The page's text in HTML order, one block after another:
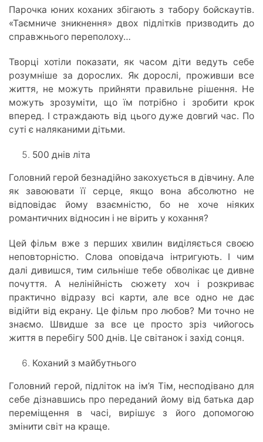
Парочка юних коханих збігають з табору бойскаутів.
«Таємниче зникнення» двох підлітків призводить до
справжнього переполоху…
Творці хотіли показати, як часом діти ведуть себе
розумніше за дорослих. Як дорослі, проживши все
життя, не можуть прийняти правильне рішення. Не
можуть зрозуміти, що їм потрібно і зробити крок
вперед. І страждають від цього дуже довгий час. По
суті є наляканими дітьми.
500 днів літа
Головний герой безнадійно закохується в дівчину. Але
як завоювати її серце, якщо вона абсолютно не
відповідає йому взаємністю, бо не хоче ніяких
романтичних відносин і не вірить у кохання?
Цей фільм вже з перших хвилин виділяється своєю
неповторністю. Слова оповідача інтригують. І чим
далі дивишся, тим сильніше тебе обволікає це дивне
почуття. А нелінійність сюжету хоч і розкриває
практично відразу всі карти, але все одно не дає
відійти від екрану. Це фільм про любов? Ми точно не
знаємо. Швидше за все це просто зріз чийогось
життя в перебігу 500 днів. Це світанок і захід сонця.
Коханий з майбутнього
Головний герой, підліток на ім’я Тім, несподівано для
себе дізнавшись про переданий йому від батька дар
переміщення в часі, вирішує з його допомогою
змінити світ на краще.